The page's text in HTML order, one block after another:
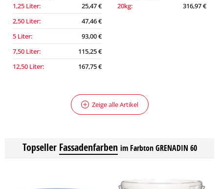
1,25 Liter:
25,47 €
2,50 Liter:
47,46 €
5 Liter:
93,00 €
7,50 Liter:
115,25 €
12,50 Liter:
167,75 €
20kg:
316,97 €
Zeige alle Artikel
Topseller Fassadenfarben im Farbton GRENADIN 60